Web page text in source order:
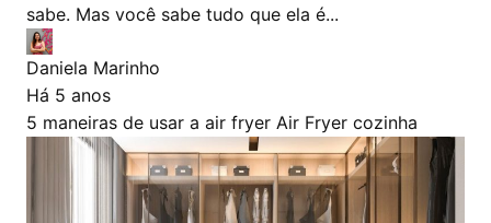
sabe. Mas você sabe tudo que ela é...
Daniela Marinho
Há 5 anos
5 maneiras de usar a air fryer Air Fryer cozinha